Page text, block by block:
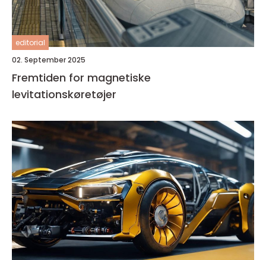
editorial
02. September 2025
Fremtiden for magnetiske
levitationskøretøjer